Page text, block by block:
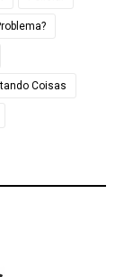
Coisas